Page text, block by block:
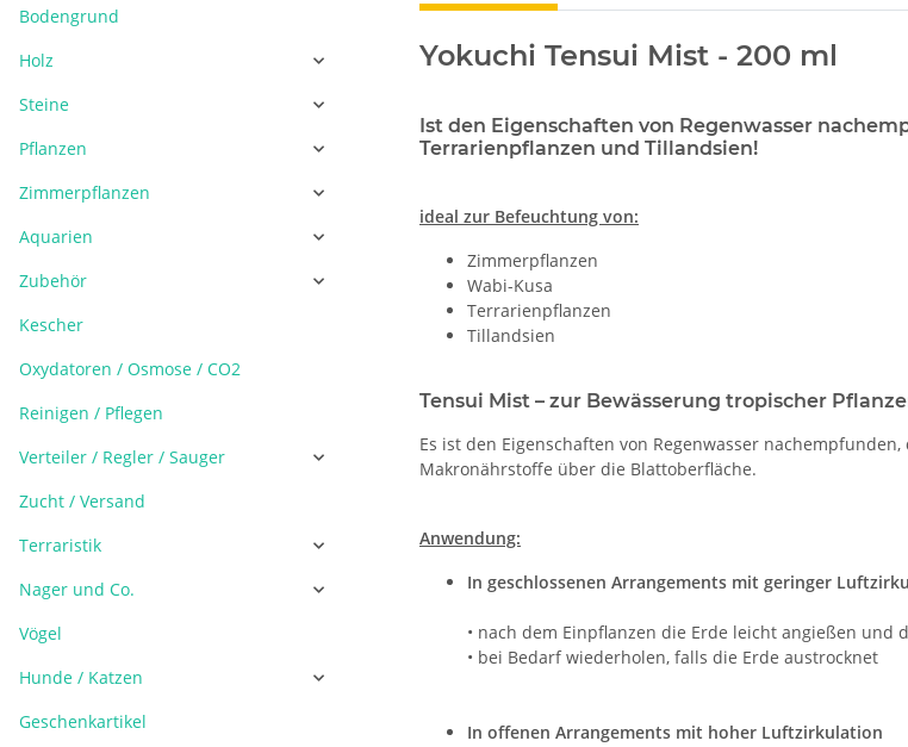
Yokuchi Tensui Mist - 200 ml
Ist den Eigenschaften von Regenwasser
Terrarienpflanzen und Tillandsien!
ideal zur Befeuchtung von:
Zimmerpflanzen
Wabi-Kusa
Terrarienpflanzen
Tillandsien
Tensui Mist – zur Bewässerung tropischer
Es ist den Eigenschaften von Regenwasser
Makronährstoffe über die Blattoberfläche.
Anwendung:
In geschlossenen Arrangements mit geringer
• nach dem Einpflanzen die Erde leicht angießen und
• bei Bedarf wiederholen, falls die Erde austrocknet
In offenen Arrangements mit hoher Luftzirkulation
Bodengrund
Holz
Steine
Pflanzen
Zimmerpflanzen
Aquarien
Zubehör
Kescher
Oxydatoren / Osmose / CO2
Reinigen / Pflegen
Verteiler / Regler / Sauger
Zucht / Versand
Terraristik
Nager und Co.
Vögel
Hunde / Katzen
Geschenkartikel